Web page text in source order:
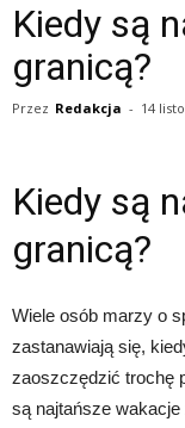
Kiedy są
granicą?
Przez Redakcja - 14
Kiedy są
granicą?
Wiele osób marzy o
zastanawiają się,
zaoszczędzić trochę
są najtańsze